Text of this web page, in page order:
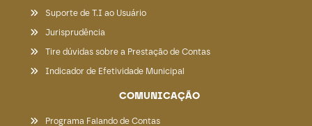
Suporte de T.I ao Usuário
Jurisprudência
Tire dúvidas sobre a Prestação de Contas
Indicador de Efetividade Municipal
COMUNICAÇÃO
Programa Falando de Contas